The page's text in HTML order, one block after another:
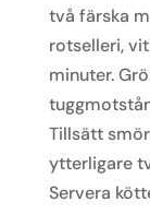
två färska
rotselleri,
minuter.
Tillsätt
ytterligare
Servera